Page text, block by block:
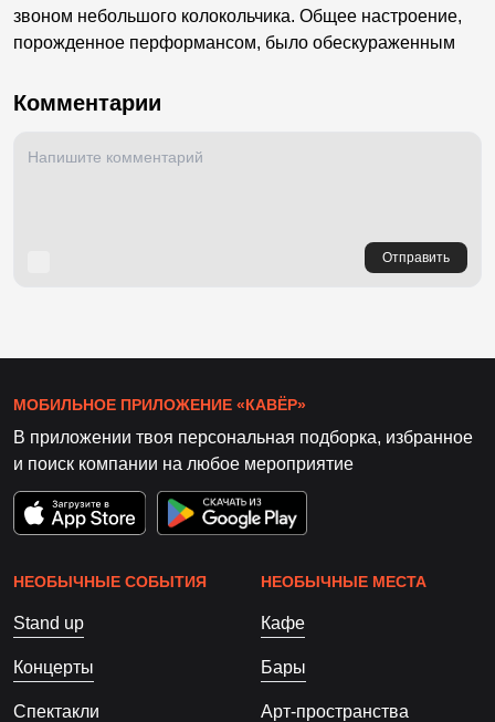
звоном небольшого колокольчика. Общее настроение,
порожденное перформансом, было обескураженным
Комментарии
Отправить
МОБИЛЬНОЕ ПРИЛОЖЕНИЕ «КАВЁР»
В приложении твоя персональная подборка, избранное
и поиск компании на любое мероприятие
НЕОБЫЧНЫЕ СОБЫТИЯ
Stand up
Концерты
Спектакли
НЕОБЫЧНЫЕ МЕСТА
Кафе
Бары
Арт-пространства